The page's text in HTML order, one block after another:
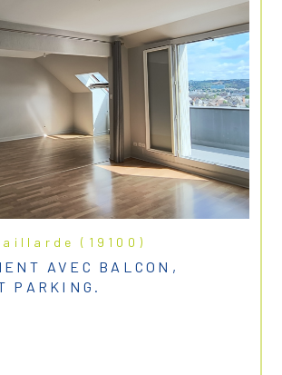
(19100)
AVEC BALCON,
PARKING.